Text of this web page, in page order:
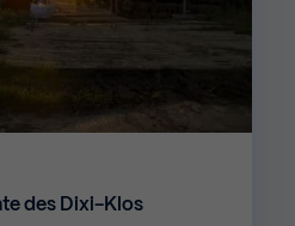
des Dixi-Klos